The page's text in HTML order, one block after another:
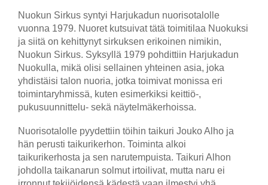
Nuokun Sirkus syntyi Harjukadun nuorisotalolle
vuonna 1979. Nuoret kutsuivat tätä toimitilaa Nuokuksi
ja siitä on kehittynyt sirkuksen erikoinen nimikin,
Nuokun Sirkus. Syksyllä 1979 pohdittiin Harjukadun
Nuokulla, mikä olisi sellainen yhteinen asia, joka
yhdistäisi talon nuoria, jotka toimivat monissa eri
toimintaryhmissä, kuten esimerkiksi keittiö-,
pukusuunnittelu- sekä näytelmäkerhoissa.
Nuorisotalolle pyydettiin töihin taikuri Jouko Alho ja
hän perusti taikurikerhon. Toiminta alkoi
taikurikerhosta ja sen narutempuista. Taikuri Alhon
johdolla taikanarun solmut irtoilivat, mutta naru ei